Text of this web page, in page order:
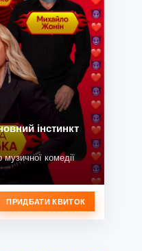
інстинкт
комедії
ПРИДБАТИ КВИТОК